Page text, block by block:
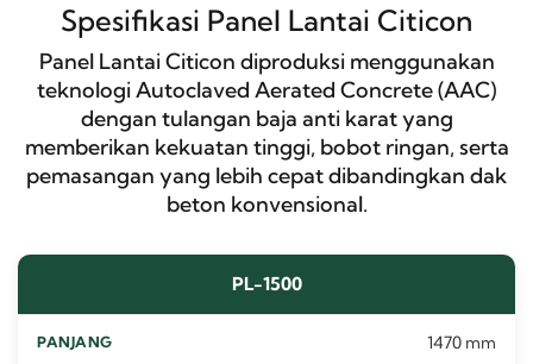
Spesifikasi Panel Lantai Citicon
Panel Lantai Citicon diproduksi menggunakan
teknologi Autoclaved Aerated Concrete (AAC)
dengan tulangan baja anti karat yang
memberikan kekuatan tinggi, bobot ringan, serta
pemasangan yang lebih cepat dibandingkan dak
beton konvensional.
PL-1500
1470 mm